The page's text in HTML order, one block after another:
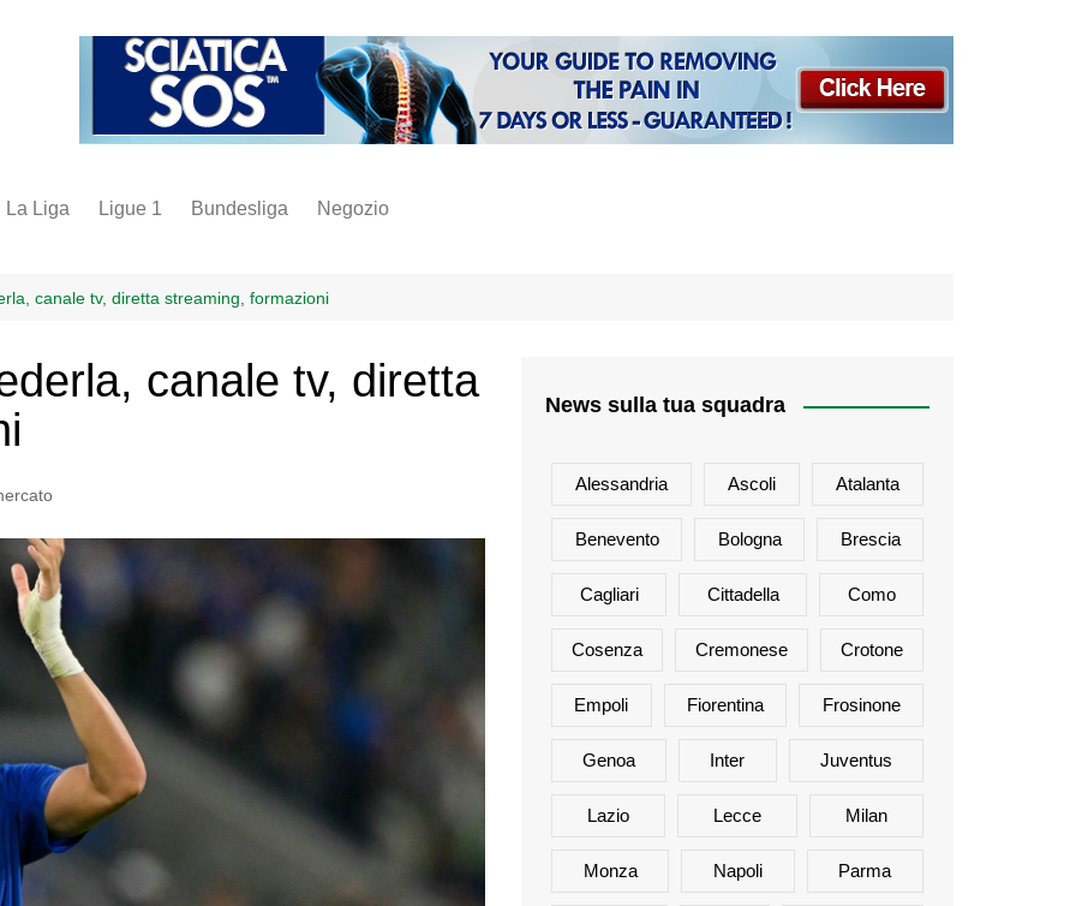
La Liga Ligue 1 Bundesliga Negozio
inter
napoli
canale tv, diretta streaming, formazioni
canale tv, diretta
News sulla tua squadra
Alessandria Ascoli Atalanta
Benevento Bologna Brescia
Cagliari Cittadella Como
Cosenza Cremonese Crotone
Empoli Fiorentina Frosinone
Genoa Inter Juventus
Lazio Lecce Milan
Monza Napoli Parma